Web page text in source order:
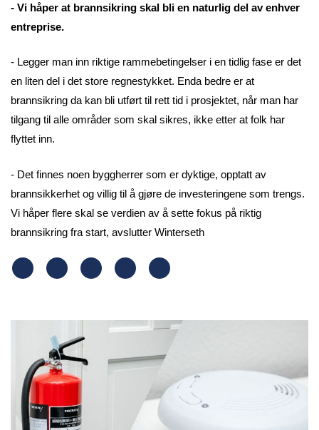
- Vi håper at brannsikring skal bli en naturlig del av enhver
entreprise.
- Legger man inn riktige rammebetingelser i en tidlig fase er det
en liten del i det store regnestykket. Enda bedre er at
brannsikring da kan bli utført til rett tid i prosjektet, når man har
tilgang til alle områder som skal sikres, ikke etter at folk har
flyttet inn.
- Det finnes noen byggherrer som er dyktige, opptatt av
brannsikkerhet og villig til å gjøre de investeringene som trengs.
Vi håper flere skal se verdien av å sette fokus på riktig
brannsikring fra start, avslutter Winterseth